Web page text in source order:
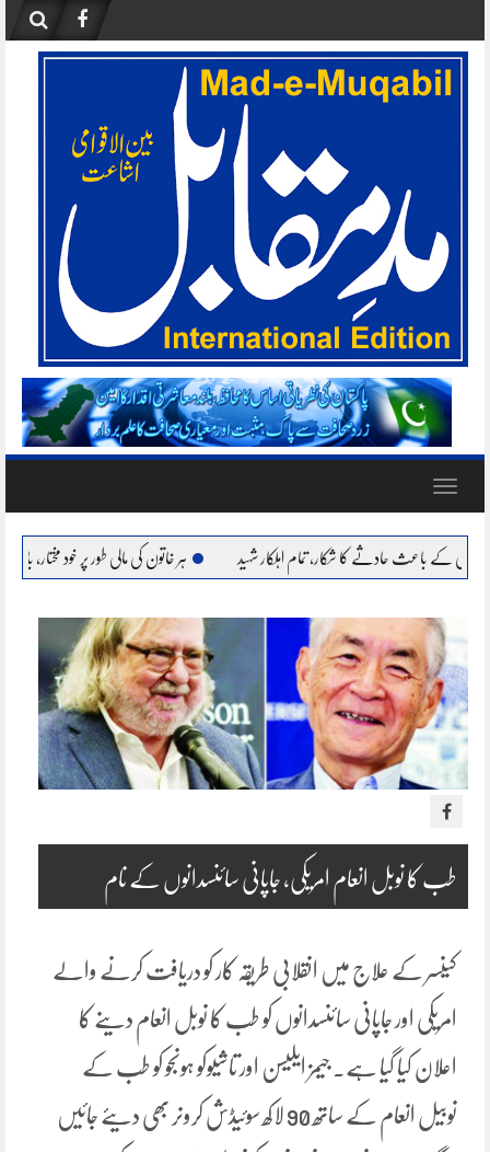
content
Toggle
کا شکار، تمام اہلکار شہید ہر خاتون کی مالی طور پر خود مختار، بااحتیار بنانا ہمارا عزم :
طب کا نوبل انعام امریکی، جاپانی سائنسدانوں کے نام
کینسر کے علاج میں انقلابی طریقہ کار کو دریافت کرنے والے
امریکی اور جاپانی سائنسدانوں کو طب کا نوبل انعام دینے کا
اعلان کیا گیا ہے۔ جیمز ایلیسن اور تاشیوکو ہونجو کو طب کے
نوبیل انعام کے ساتھ 90 لاکھ سوئیڈش کرونر بھی دیئے جائیں